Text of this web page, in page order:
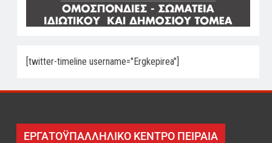
[twitter-timeline username="Ergkepirea"]
ΕΡΓΑΤΟΫΠΑΛΛΗΛΙΚΟ ΚΕΝΤΡΟ ΠΕΙΡΑΙΑ